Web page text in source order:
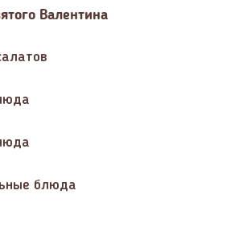
Валентина
блюда